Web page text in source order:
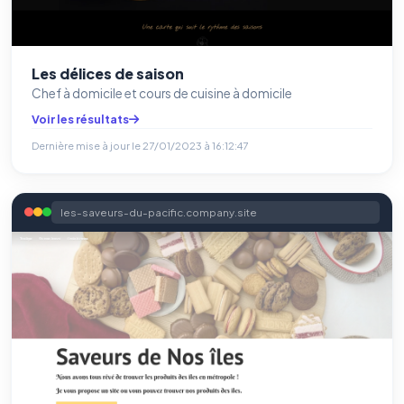
Les délices de saison
Chef à domicile et cours de cuisine à domicile
Voir les résultats
Dernière mise à jour le 27/01/2023 à 16:12:47
les-saveurs-du-pacific.company.site
⚙️
Cookies essentiels TOUJOURS ACTIF
Nécessaires au fonctionnement du site : session, sécurité,
mémorisation de vos choix de consentement. Ils ne
peuvent pas être désactivés.
Cookies analytiques